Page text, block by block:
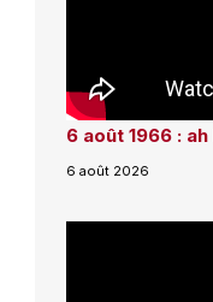
6 août 1966 :
6 août 2026